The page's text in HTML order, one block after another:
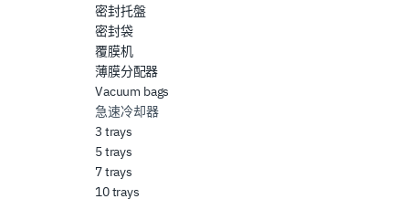
密封托盤
密封袋
覆膜机
薄膜分配器
Vacuum bags
急速冷却器
3 trays
5 trays
7 trays
10 trays